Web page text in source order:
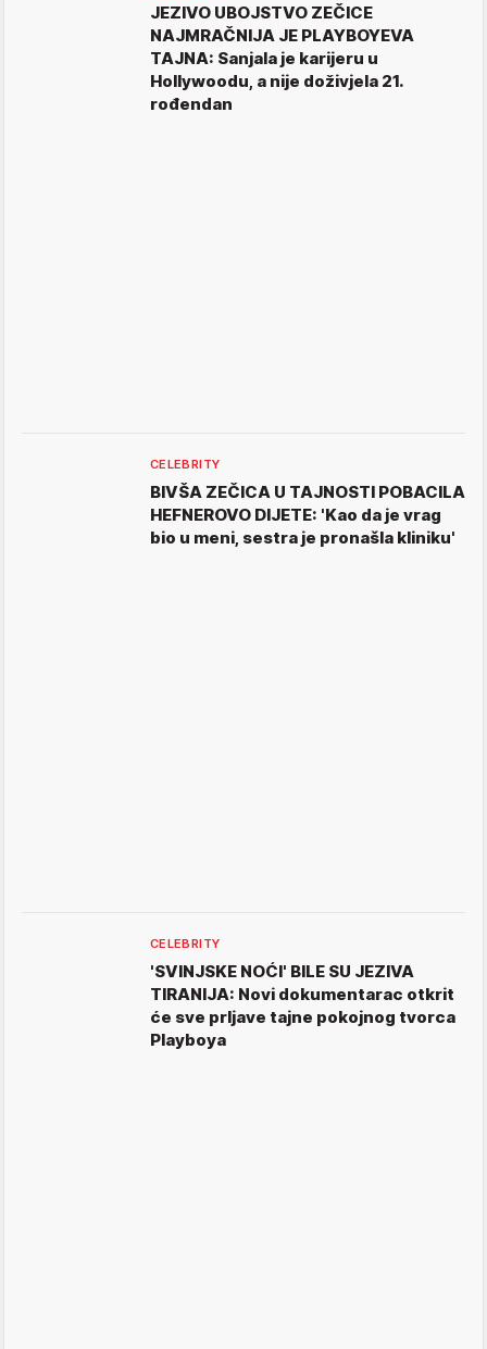
JEZIVO UBOJSTVO ZEČICE
NAJMRAČNIJA JE PLAYBOYEVA
TAJNA: Sanjala je karijeru u
Hollywoodu, a nije doživjela 21.
rođendan
CELEBRITY
BIVŠA ZEČICA U TAJNOSTI POBACILA
HEFNEROVO DIJETE: 'Kao da je vrag
bio u meni, sestra je pronašla kliniku'
CELEBRITY
'SVINJSKE NOĆI' BILE SU JEZIVA
TIRANIJA: Novi dokumentarac otkrit
će sve prljave tajne pokojnog tvorca
Playboya